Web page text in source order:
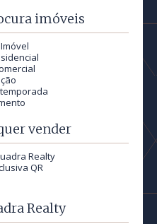
imóveis
vender
Realty
QR
Realty